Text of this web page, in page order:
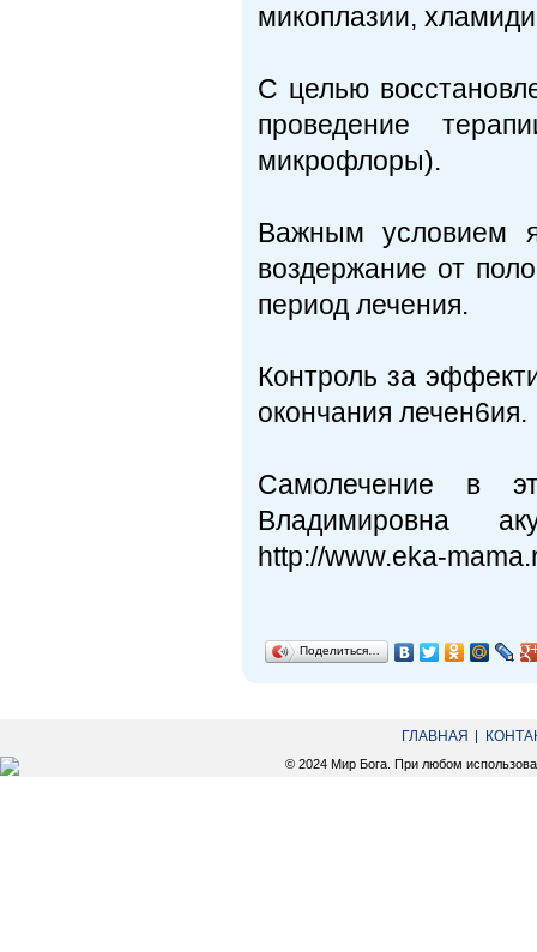
микоплазии,
С целью
проведение
микрофлоры).
Важным условием
воздержание от
период лечения.
Контроль за
окончания лечен6ия.
Самолечение в
Владимировна
http://www.eka-
Поделиться…
ГЛАВНАЯ
© 2024 Мир Бога. При любом